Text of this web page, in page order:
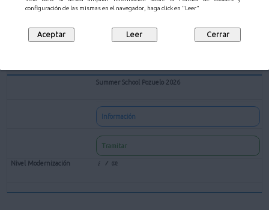
configuración de las mismas en el navegador, haga click en "Leer"
Tramitar
Summer School Pozuelo 2026
Información
Tramitar